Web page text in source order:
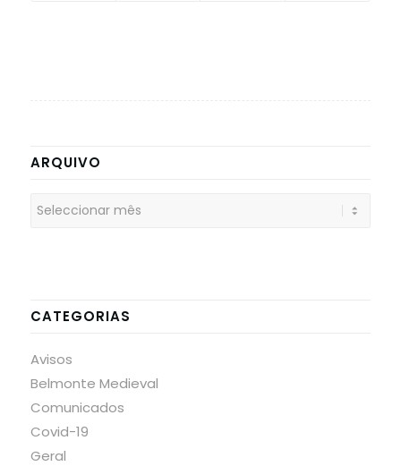
ARQUIVO
CATEGORIAS
Avisos
Belmonte Medieval
Comunicados
Covid-19
Geral